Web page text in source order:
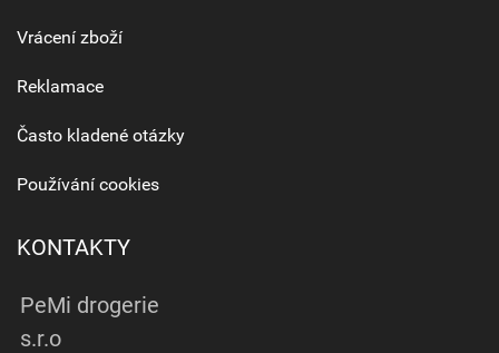
Vrácení zboží
Reklamace
Často kladené otázky
Používání cookies
KONTAKTY
PeMi drogerie
s.r.o